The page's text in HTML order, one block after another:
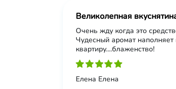
Великолепная
Очень жду когда это
Чудесный аромат
квартиру....блаженство!
Елена Елена